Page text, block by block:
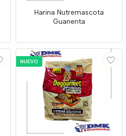
Harina Nutremascota
Guanenta
NUEVO